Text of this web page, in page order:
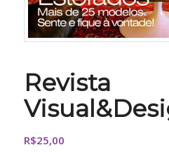
Revista
R$25,00